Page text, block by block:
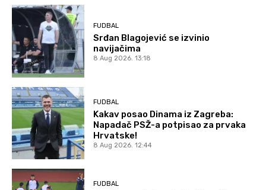
FUDBAL
Srđan Blagojević se izvinio
navijačima
8 Aug 2026. 13:18
FUDBAL
Kakav posao Dinama iz Zagreba:
Napadač PSŽ-a potpisao za prvaka
Hrvatske!
8 Aug 2026. 12:44
FUDBAL